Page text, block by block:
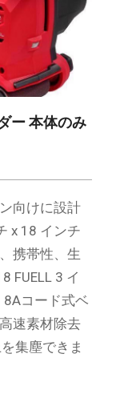
ー 本体のみ
向けに設計
x 18 インチ
携帯性、生
FUELL 3 イ
コード式ベ
速素材除去
集塵できま